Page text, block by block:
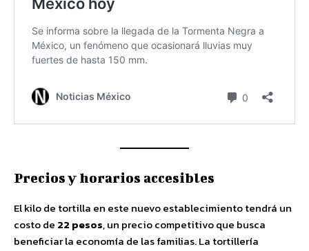
Precios y horarios accesibles
El kilo de tortilla en este nuevo establecimiento tendrá un
costo de 22 pesos, un precio competitivo que busca
beneficiar la economía de las familias. La tortillería